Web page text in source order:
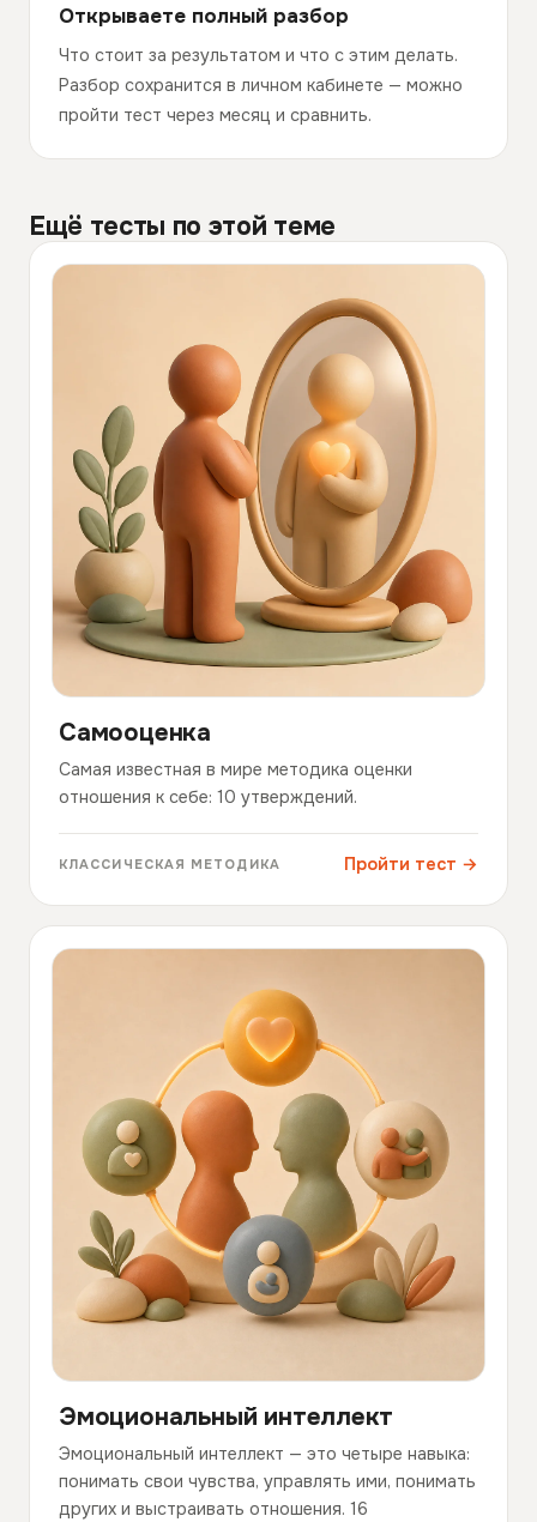
Открываете полный разбор
Что стоит за результатом и что с этим делать.
Разбор сохранится в личном кабинете — можно
пройти тест через месяц и сравнить.
Ещё тесты по этой теме
Самооценка
Самая известная в мире методика оценки
отношения к себе: 10 утверждений.
КЛАССИЧЕСКАЯ МЕТОДИКА Пройти тест →
Эмоциональный интеллект
Эмоциональный интеллект — это четыре навыка:
понимать свои чувства, управлять ими, понимать
других и выстраивать отношения. 16